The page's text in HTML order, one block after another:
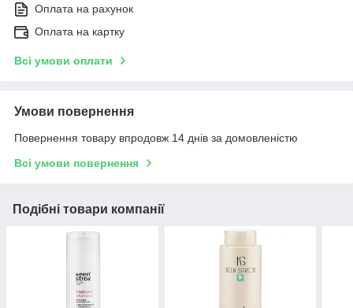
Оплата на рахунок
Оплата на картку
Всі умови оплати
Умови повернення
Повернення товару впродовж 14 днів за домовленістю
Всі умови повернення
Подібні товари компанії